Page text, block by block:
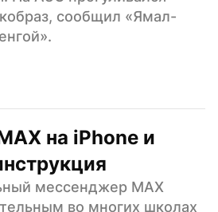
сообщил «Ямал-
на iPhone и
мессенджер MAX
во многих школах